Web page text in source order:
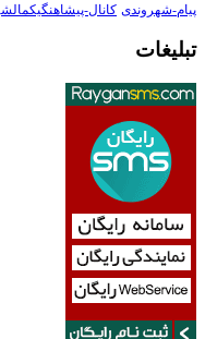
پیام-شهروندی کانال-
تبلیغات